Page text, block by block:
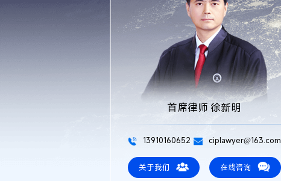
首席律师 徐新明
13910160652 ciplawyer@163.com
关于我们 在线咨询